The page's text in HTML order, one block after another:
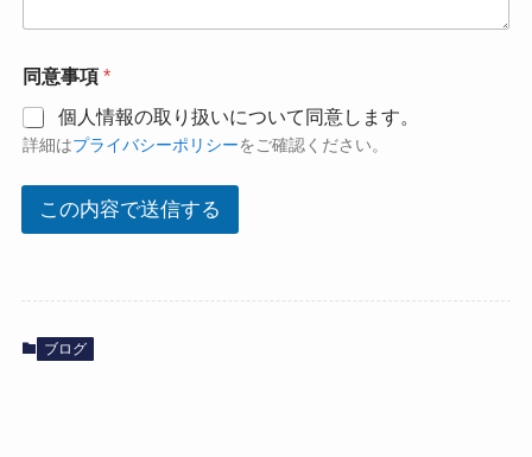
同意事項 *
個人情報の取り扱いについて同意します。
詳細はプライバシーポリシーをご確認ください。
この内容で送信する
ブログ